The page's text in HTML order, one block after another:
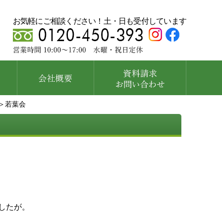
お気軽にご相談ください！土・日も受付しています
＞若葉会
たが。